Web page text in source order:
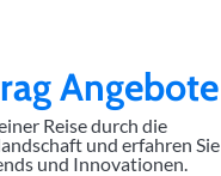
Angebote
Reise durch die
und erfahren Sie
und Innovationen.